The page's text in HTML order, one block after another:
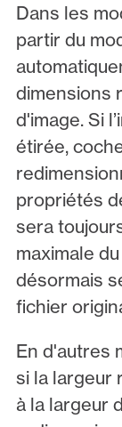
Dans les
partir du
dimensions
d'image. Si
étirée,
propriétés
sera
maximale
désormais
fichier
En d'autres
si la largeur
à la largeur